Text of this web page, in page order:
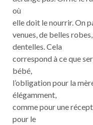
où
elle doit le nourrir. On
venues, de belles
dentelles. Cela
correspond à ce que
bébé,
l’obligation pour la
élégamment,
comme pour une
pour le